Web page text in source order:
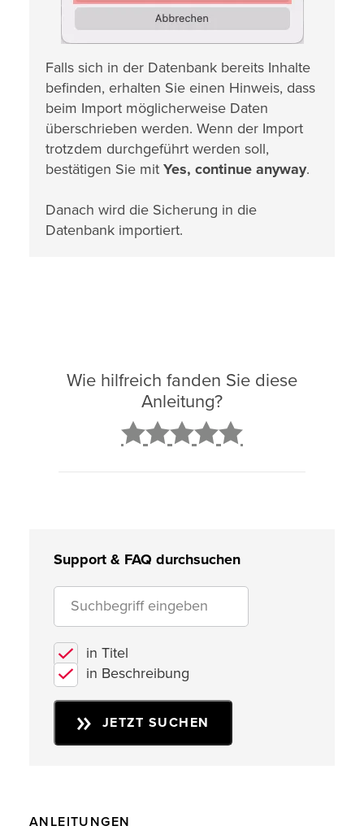
Falls sich in der Datenbank bereits Inhalte
befinden, erhalten Sie einen Hinweis, dass
beim Import möglicherweise Daten
überschrieben werden. Wenn der Import
trotzdem durchgeführt werden soll,
bestätigen Sie mit Yes, continue anyway.
Danach wird die Sicherung in die
Datenbank importiert.
Wie hilfreich fanden Sie diese
Anleitung?
Support & FAQ durchsuchen
in Titel
in Beschreibung
JETZT SUCHEN
ANLEITUNGEN